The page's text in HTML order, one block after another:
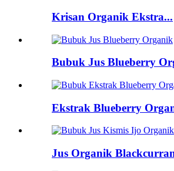
Krisan Organik Ekstra...
Bubuk Jus Blueberry
Ekstrak Blueberry
Jus Organik